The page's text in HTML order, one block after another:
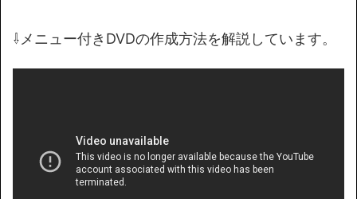
⇩メニュー付きDVDの作成方法を解説しています。